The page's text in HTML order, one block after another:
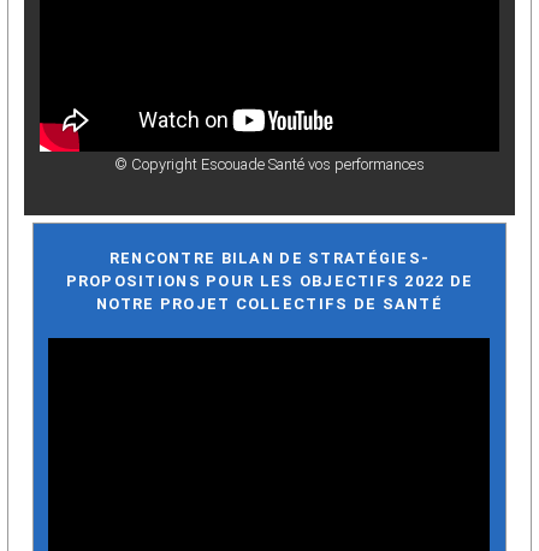
© Copyright Escouade Santé vos performances
RENCONTRE BILAN DE STRATÉGIES -
PROPOSITIONS POUR LES OBJECTIFS 2022 DE
NOTRE PROJET COLLECTIFS DE SANTÉ